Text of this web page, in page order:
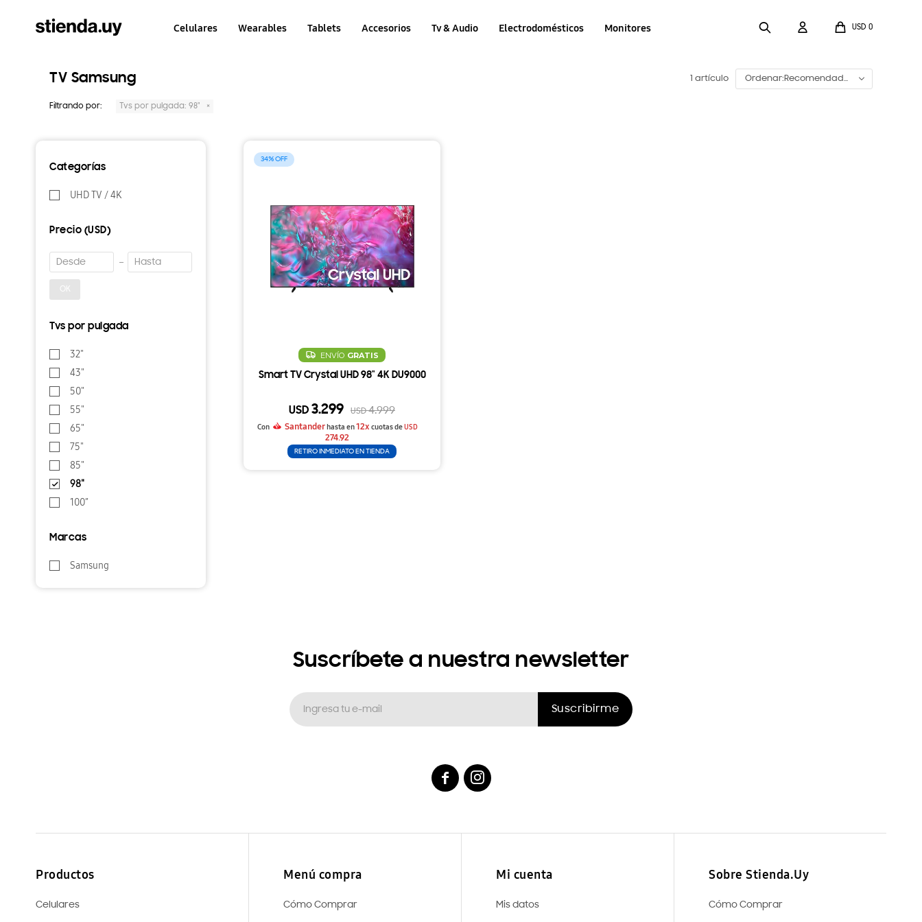
Celulares Wearables Tablets Accesorios Tv & Audio Electrodomésticos Monitores USD 0
TV Samsung 1 artículo Recomendado
Filtrando por: Tvs por pulgada: 98"
34
ENVÍO GRATIS
Smart TV Crystal UHD 98" 4K DU9000
USD 3.299 USD 4.999
Con Santander hasta en12x cuotas deUSD
274.92
RETIRO INMEDIATO EN TIENDA
Categorías
UHD TV / 4K
Precio (USD)
OK
Tvs por pulgada
32"
43"
50"
55"
65"
75"
85"
98"
100″
Marcas
Samsung
Sobre Stienda.Uy
Cómo Comprar
Menú compra
Cómo Comprar
Mi cuenta
Mis datos
Productos
Celulares
Suscríbete a nuestra newsletter
Suscribirme
 